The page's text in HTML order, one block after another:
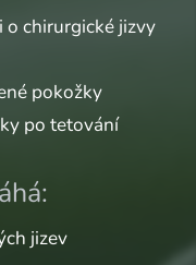
o chirurgické jizvy
pokožky
po tetování
jizev